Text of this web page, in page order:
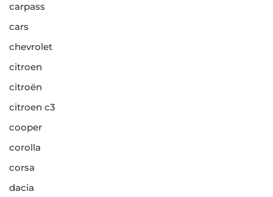
carpass
cars
chevrolet
citroen
citroën
citroen c3
cooper
corolla
corsa
dacia